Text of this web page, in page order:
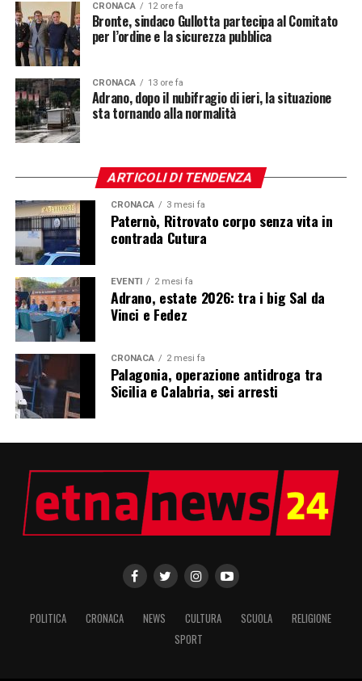
CRONACA 12 ore fa
Bronte, sindaco Gullotta partecipa al Comitato
per l’ordine e la sicurezza pubblica
CRONACA 13 ore fa
Adrano, dopo il nubifragio di ieri, la situazione
sta tornando alla normalità
ARTICOLI DI TENDENZA
CRONACA 3 mesi fa
Paternò, Ritrovato corpo senza vita in
contrada Cutura
EVENTI 2 mesi fa
Adrano, estate 2026: tra i big Sal da
Vinci e Fedez
CRONACA 2 mesi fa
Palagonia, operazione antidroga tra
Sicilia e Calabria, sei arresti
POLITICA CRONACA NEWS CULTURA SCUOLA
RELIGIONE
SPORT